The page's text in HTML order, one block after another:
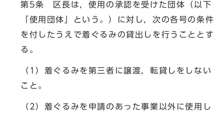
第5条 区長は，使用の承認を受けた団体（以下
「使用団体」という。）に対し，次の各号の条件
を付したうえで着ぐるみの貸出しを行うこととす
る。
（1）着ぐるみを第三者に譲渡，転貸しをしない
こと。
（2）着ぐるみを申請のあった事業以外に使用し